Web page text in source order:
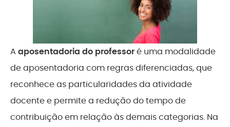
A aposentadoria do professoré uma modalidade
de aposentadoria com regras diferenciadas, que
reconhece as particularidades da atividade
docente e permite a redução do tempo de
contribuição em relação às demais categorias. Na